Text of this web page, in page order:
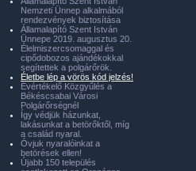
Nemzeti Ünnep alkalmából
rendezvények biztosítása
Államalapító Szent István
Ünnepe 2019. augusztus 20.
Élelmiszercsomaggal és
cipődobozos ajándékokkal
segítettek a polgárőrök.
Életbe lép a vörös kód jelzés!
Évértékelő Közgyűlés a
Békéscsabai Városi
Polgárőrségnél
Így védjük házunkat,
lakásunkat a betörőktől, míg
a család nyaral.
Óvjuk nyaralóinkat a
betörések ellen!
Újabb 150 település